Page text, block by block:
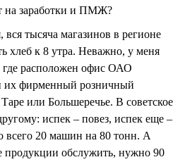
на заработки и ПМЖ?
вся тысяча магазинов в регионе
хлеб к 8 утра. Неважно, у меня
где расположен офис ОАО
их фирменный розничный
или Большеречье. В советское
испек – повез, испек еще –
всего 20 машин на 80 тонн. А
продукции обслужить, нужно 90